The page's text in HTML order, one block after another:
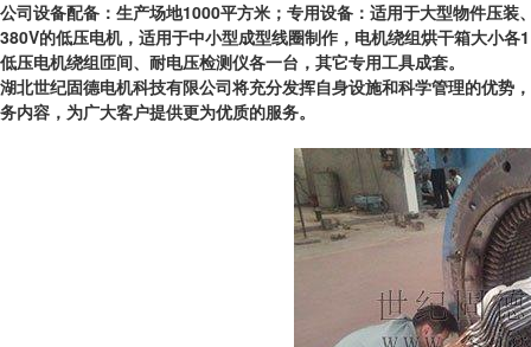
公司设备配备：生产场地1000平方米；专用设备：适用于大型物件压
380V的低压电机，适用于中小型成型线圈制作，电机绕组烘干箱大小
低压电机绕组匝间、耐电压检测仪各一台，其它专用工具成套。
湖北世纪固德电机科技有限公司将充分发挥自身设施和科学管理的优势
务内容，为广大客户提供更为优质的服务。